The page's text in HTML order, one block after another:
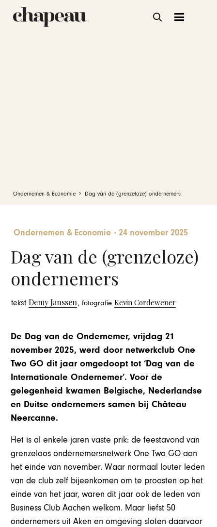
Ondernemen & Economie Dag van de (grenzeloze) ondernemers
Ondernemen & Economie -24 november 2025
Dag van de (grenzeloze)
ondernemers
tekstDemy Janssen , fotografieKevin Cordewener
De Dag van de Ondernemer, vrijdag 21
november 2025, werd door netwerkclub One
Two GO dit jaar omgedoopt tot ‘Dag van de
Internationale Ondernemer’. Voor de
gelegenheid kwamen Belgische, Nederlandse
en Duitse ondernemers samen bij Château
Neercanne.
Het is al enkele jaren vaste prik: de feestavond van
grenzeloos ondernemersnetwerk One Two GO aan
het einde van november. Waar normaal louter leden
van de club zelf bijeenkomen om te proosten op het
einde van het jaar, waren dit jaar ook de leden van
Business Club Aachen welkom. Maar liefst 50
ondernemers uit Aken en omgeving sloten daarvoor